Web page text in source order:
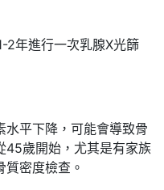
2年進行一次乳腺X光篩
水平下降，可能會導致骨
45歲開始，尤其是有家族
密度檢查。